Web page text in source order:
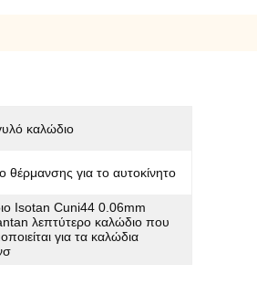
καλώδιο
θέρμανσης για το αυτοκίνητο
Isotan Cuni44 0.06mm
λεπτύτερο καλώδιο που
για τα καλώδια